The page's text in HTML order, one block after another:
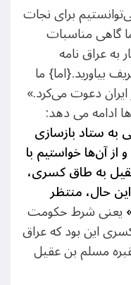
برای نجات
گاهی مناسبات
به عراق نامه
بیاورید.{اما} ما
دعوت می‌کرد.»
ادامه می دهد:
به ستاد بازسازی
آن‌ها خواستیم با
به طاق کسری،
حال، منتظر
یعنی شرط حکومت
این بود که عراق
مسلم بن عقیل